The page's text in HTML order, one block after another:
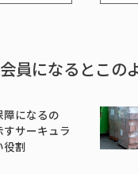
員になるとこの
障になるの
サーキュラ
割